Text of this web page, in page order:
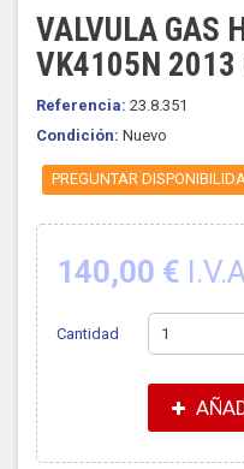
VALVULA GAS
VK4105N 2013
Referencia: 23.8.351
Condición: Nuevo
PREGUNTAR
140,00 €
Cantidad